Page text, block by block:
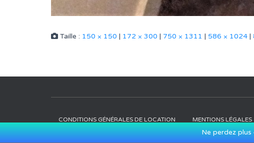
Taille : 150 × 150 | 172 × 300 | 750 × 1311 | 586 × 1024 |
CONDITIONS GÉNÉRALES DE LOCATION MENTIONS LÉGALES
Ne perdez